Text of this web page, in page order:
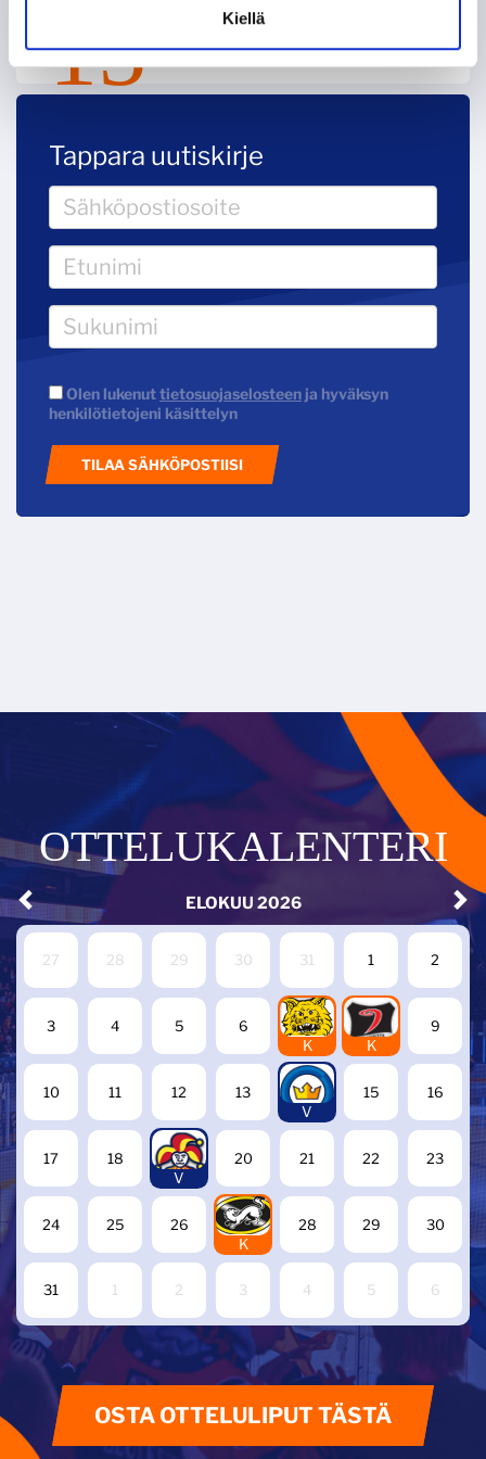
Kiellä
KOHTI AMMATTILAISUUTTA, OSA 1:
Tappara uutiskirje
Olen lukenuttietosuojaselosteen ja hyväksyn
henkilötietojeni käsittelyn
TILAA SÄHKÖPOSTIISI
OTTELUKALENTERI
ELOKUU 2026
27 28 29 30 31 1 2
3 4 5 6
7
K
8
K
9
10 11 12 13
14
V
15 16
17 18
19
V
20 21 22 23
24 25 26
27
K
28 29 30
31 1 2 3 4 5 6
OSTA OTTELULIPUT TÄSTÄ